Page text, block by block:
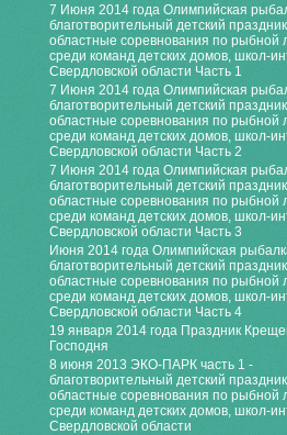
7 Июня 2014 года Олимпийская
благотворительный детский
областные соревнования по рыбной
среди команд детских домов, школ-
Свердловской области Часть 1
7 Июня 2014 года Олимпийская
благотворительный детский
областные соревнования по рыбной
среди команд детских домов, школ-
Свердловской области Часть 2
7 Июня 2014 года Олимпийская
благотворительный детский
областные соревнования по рыбной
среди команд детских домов, школ-
Свердловской области Часть 3
Июня 2014 года Олимпийская
благотворительный детский
областные соревнования по рыбной
среди команд детских домов, школ-
Свердловской области Часть 4
19 января 2014 года Праздник
Господня
8 июня 2013 ЭКО-ПАРК часть 1 -
благотворительный детский
областные соревнования по рыбной
среди команд детских домов, школ-
Свердловской области